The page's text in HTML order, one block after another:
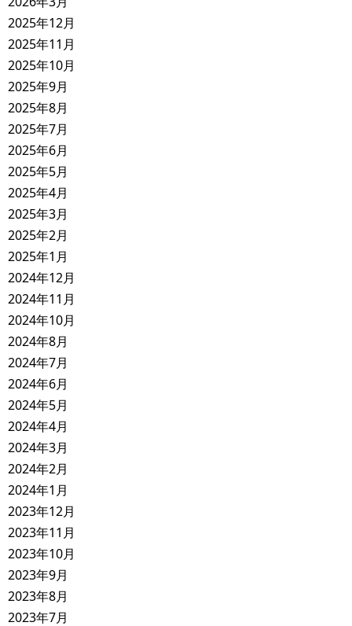
2025年12月
2025年11月
2025年10月
2025年9月
2025年8月
2025年7月
2025年6月
2025年5月
2025年4月
2025年3月
2025年2月
2025年1月
2024年12月
2024年11月
2024年10月
2024年8月
2024年7月
2024年6月
2024年5月
2024年4月
2024年3月
2024年2月
2024年1月
2023年12月
2023年11月
2023年10月
2023年9月
2023年8月
2023年7月